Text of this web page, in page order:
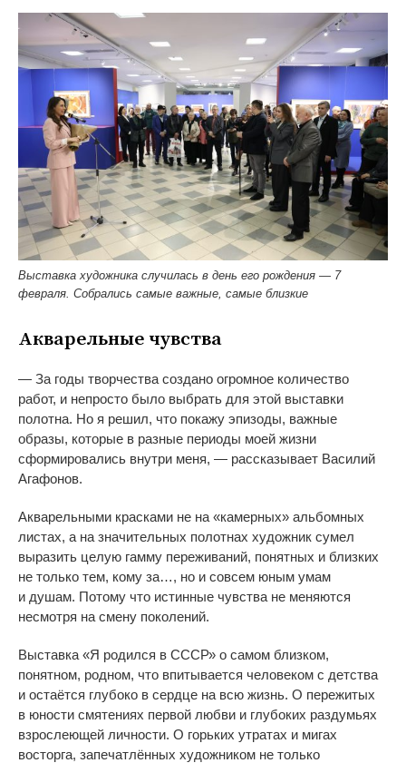
Выставка художника случилась в день его рождения — 7
февраля. Собрались самые важные, самые близкие
Акварельные чувства
— За годы творчества создано огромное количество
работ, и непросто было выбрать для этой выставки
полотна. Но я решил, что покажу эпизоды, важные
образы, которые в разные периоды моей жизни
сформировались внутри меня, — рассказывает Василий
Агафонов.
Акварельными красками не на «камерных» альбомных
листах, а на значительных полотнах художник сумел
выразить целую гамму переживаний, понятных и близких
не только тем, кому за…, но и совсем юным умам
и душам. Потому что истинные чувства не меняются
несмотря на смену поколений.
Выставка «Я родился в СССР» о самом близком,
понятном, родном, что впитывается человеком с детства
и остаётся глубоко в сердце на всю жизнь. О пережитых
в юности смятениях первой любви и глубоких раздумьях
взрослеющей личности. О горьких утратах и мигах
восторга, запечатлённых художником не только